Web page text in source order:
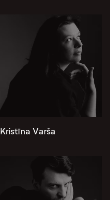
Kristīna Varša